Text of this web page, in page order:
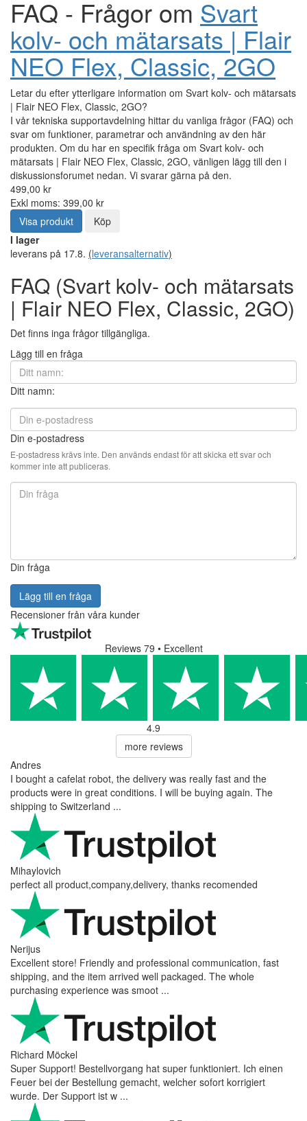
FAQ - Frågor om Svart
kolv- och mätarsats | Flair
NEO Flex, Classic, 2GO
Letar du efter ytterligare information om Svart kolv- och mätarsats
| Flair NEO Flex, Classic, 2GO?
I vår tekniska supportavdelning hittar du vanliga frågor (FAQ) och
svar om funktioner, parametrar och användning av den här
produkten. Om du har en specifik fråga om Svart kolv- och
mätarsats | Flair NEO Flex, Classic, 2GO, vänligen lägg till den i
diskussionsforumet nedan. Vi svarar gärna på den.
499,00 kr
Exkl moms: 399,00 kr
Visa produkt
Köp
I lager
leverans på 17.8. (leveransalternativ)
FAQ (Svart kolv- och mätarsats
| Flair NEO Flex, Classic, 2GO)
Det finns inga frågor tillgängliga.
Lägg till en fråga
Ditt namn:
Din e-postadress
E-postadress krävs inte. Den används endast för att skicka ett svar och
kommer inte att publiceras.
Din fråga
Lägg till en fråga
Recensioner från våra kunder
Reviews 79 • Excellent
4.9
more reviews
Andres
I bought a cafelat robot, the delivery was really fast and the
products were in great conditions. I will be buying again. The
shipping to Switzerland ...
Mihaylovich
perfect all product,company,delivery, thanks recomended
Nerijus
Excellent store! Friendly and professional communication, fast
shipping, and the item arrived well packaged. The whole
purchasing experience was smoot ...
Richard Möckel
Super Support! Bestellvorgang hat super funktioniert. Ich einen
Feuer bei der Bestellung gemacht, welcher sofort korrigiert
wurde. Der Support ist w ...